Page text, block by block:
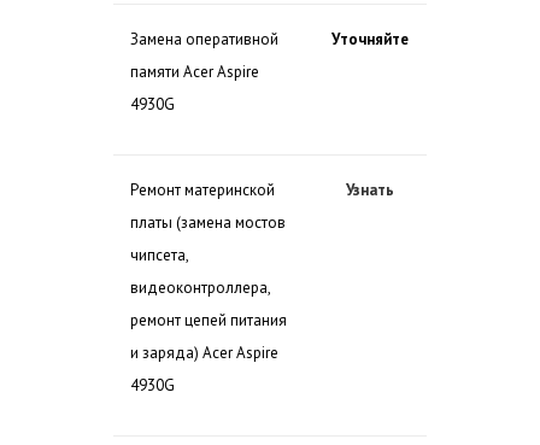
Замена оперативной
памяти Acer Aspire
4930G
Уточняйте
Ремонт материнской
платы (замена мостов
чипсета,
видеоконтроллера,
ремонт цепей питания
и заряда) Acer Aspire
4930G
Узнать